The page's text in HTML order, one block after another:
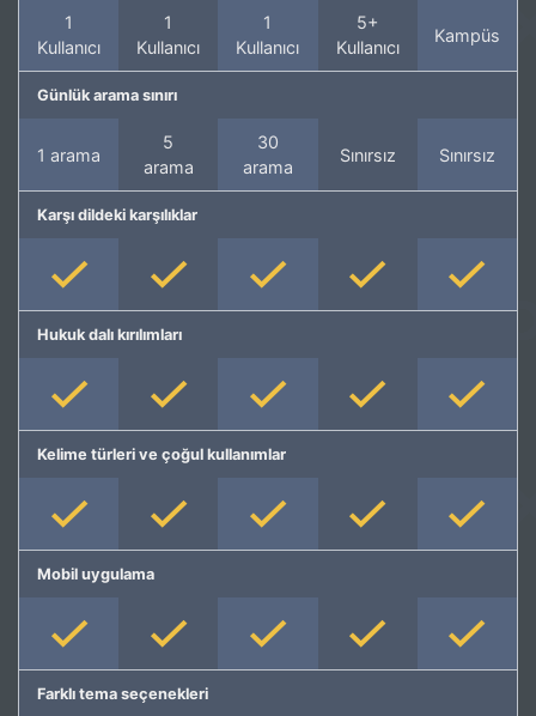
1
Kullanıcı
1
Kullanıcı
1
Kullanıcı
5+
Kullanıcı
Kampüs
Günlük arama sınırı
1 arama
5
arama
30
arama
Sınırsız Sınırsız
Karşı dildeki karşılıklar
Hukuk dalı kırılımları
Kelime türleri ve çoğul kullanımlar
Mobil uygulama
Farklı tema seçenekleri